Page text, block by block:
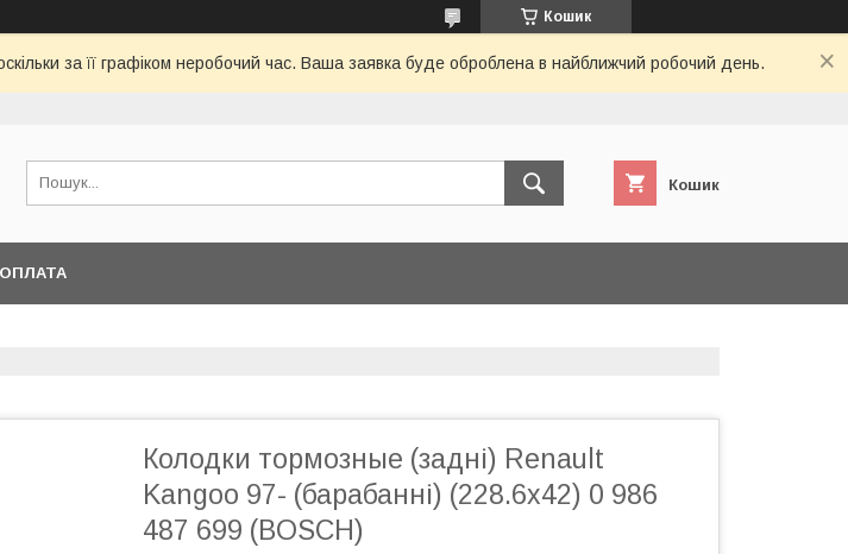
Кошик
за її графіком неробочий час. Ваша заявка буде оброблена в найближчий робочий день.
Кошик
Колодки тормозные (задні) Renault
Kangoo 97- (барабанні) (228.6x42) 0 986
487 699 (BOSCH)